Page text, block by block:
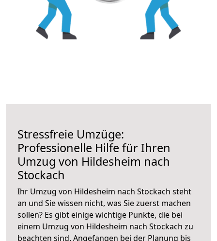
Stressfreie Umzüge:
Professionelle Hilfe für Ihren
Umzug von Hildesheim nach
Stockach
Ihr Umzug von Hildesheim nach Stockach steht
an und Sie wissen nicht, was Sie zuerst machen
sollen? Es gibt einige wichtige Punkte, die bei
einem Umzug von Hildesheim nach Stockach zu
beachten sind. Angefangen bei der Planung bis